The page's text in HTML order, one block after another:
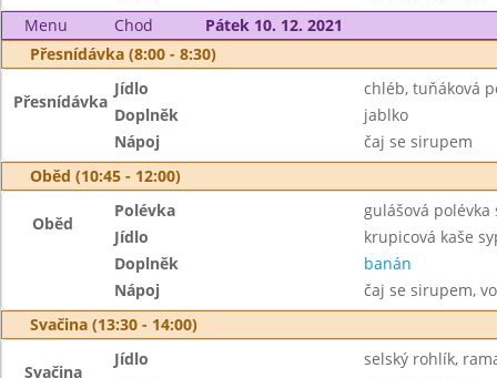
Menu
Chod
Pátek 10. 12. 2021
Přesnídávka (8:00 - 8:30)
Přesnídávka
Jídlo
chléb, tuňáková
Doplněk
jablko
Nápoj
čaj se sirupem
Oběd (10:45 - 12:00)
Oběd
Polévka
gulášová polévka
Jídlo
krupicová kaše
Doplněk
banán
Nápoj
čaj se sirupem,
Svačina (13:30 - 14:00)
Svačina
Jídlo
selský rohlík,